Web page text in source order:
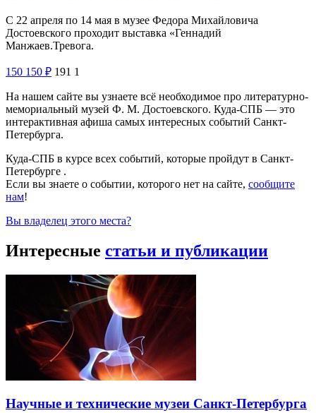
С 22 апреля по 14 мая в музее Федора Михайловича
Достоевского проходит выставка «Геннадий
Манжаев.Тревога.
150 150 ₽ 191 1
На нашем сайте вы узнаете всё необходимое про литературно-
мемориальный музей Ф. М. Достоевского. Куда-СПБ — это
интерактивная афиша самых интересных событий Санкт-
Петербурга.
Куда-СПБ в курсе всех событий, которые пройдут в Санкт-
Петербурге .
Если вы знаете о событии, которого нет на сайте, сообщите
нам!
Вы владелец этого места?
Интересные статьи и публикации
Научные и технические музеи Санкт-Петербурга